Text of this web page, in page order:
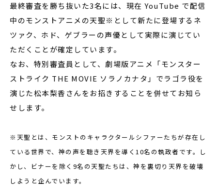
最終審査を勝ち抜いた3名には、現在 YouTube で配信
中のモンストアニメの天聖※として新たに登場するネ
ツァク、ホド、ゲブラーの声優として実際に演じてい
ただくことが確定しています。
なお、特別審査員として、劇場版アニメ「モンスター
ストライク THE MOVIE ソラノカナタ」でラゴラ役を
演じた松本梨香さんをお招きすることを併せてお知ら
せします。
※天聖とは、モンストのキャラクタールシファーたちが存在し
ている世界で、神の声を聴き天界を導く10名の執政者です。し
かし、ビナーを除く9名の天聖たちは、神を裏切り天界を破壊
しようと企んでいます。